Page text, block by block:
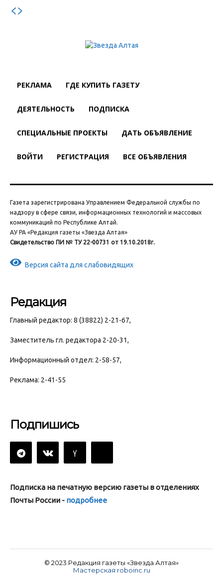
РЕКЛАМА ГДЕ КУПИТЬ ГАЗЕТУ
ДЕЯТЕЛЬНОСТЬ ПОДПИСКА
СПЕЦИАЛЬНЫЕ ПРОЕКТЫ ДАТЬ ОБЪЯВЛЕНИЕ
ВОЙТИ РЕГИСТРАЦИЯ ВСЕ ОБЪЯВЛЕНИЯ
Газета зарегистрирована Управлением Федеральной службы по
надзору в сфере связи, информационных технологий и массовых
коммуникаций по Республике Алтай.
АУ РА «Редакция газеты «Звезда Алтая»
Свидетельство ПИ № ТУ 22-00731 от 19.10.2018г.
Версия сайта для слабовидящих
Редакция
Главный редактор: 8 (38822) 2-21-67,
Заместитель гл. редактора 2-20-31,
Информационный отдел: 2-58-57,
Реклама: 2-41-55
Подпишись
Подписка на печатную версию газеты в отделениях
Почты России - подробнее
© 2023 Редакция газеты «Звезда Алтая»
Мастерская roboinc.ru